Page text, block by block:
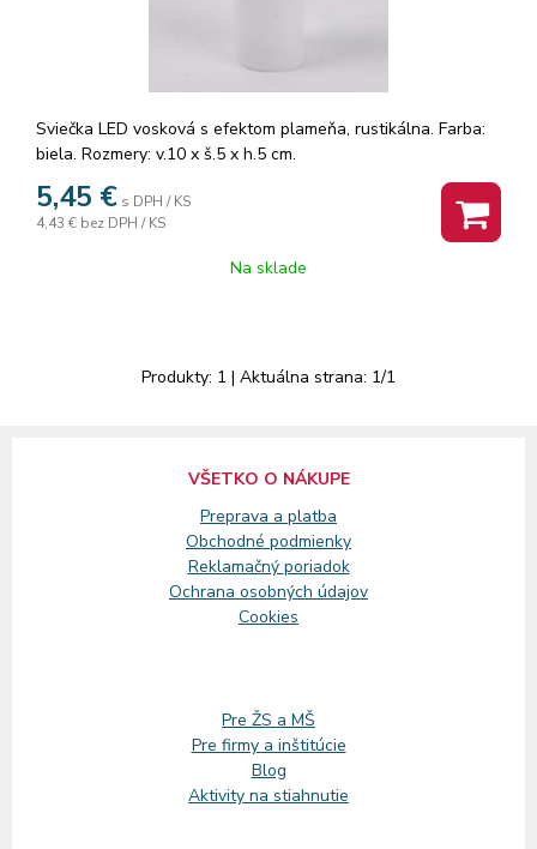
Sviečka LED vosková s efektom plameňa, rustikálna. Farba:
biela. Rozmery: v.10 x š.5 x h.5 cm.
5,45 € s DPH / KS
4,43 € bez DPH / KS
Na sklade
Produkty: 1 | Aktuálna strana: 1/1
VŠETKO O NÁKUPE
Preprava a platba
Obchodné podmienky
Reklamačný poriadok
Ochrana osobných údajov
Cookies
Pre ŽS a MŠ
Pre firmy a inštitúcie
Blog
Aktivity na stiahnutie